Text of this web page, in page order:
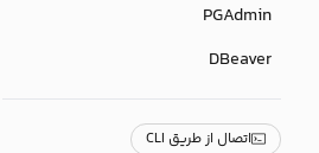
PGAdmin
DBeaver
اتصال از طریق CLI